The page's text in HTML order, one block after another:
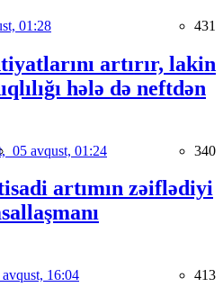
01:28 431
artırır, lakin
hələ də neftdən
05 avqust, 01:24 340
artımın zəiflədiyi
16:04 413